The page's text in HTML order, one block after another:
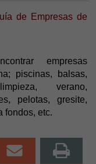
de Empresas de
empresas
piscinas, balsas,
verano,
pelotas, gresite,
fondos, etc.